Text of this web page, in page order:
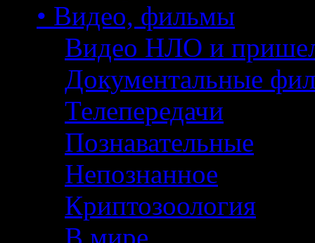
• Видео, фильмы
Видео НЛО и
Документальные
Телепередачи
Познавательные
Непознанное
Криптозоология